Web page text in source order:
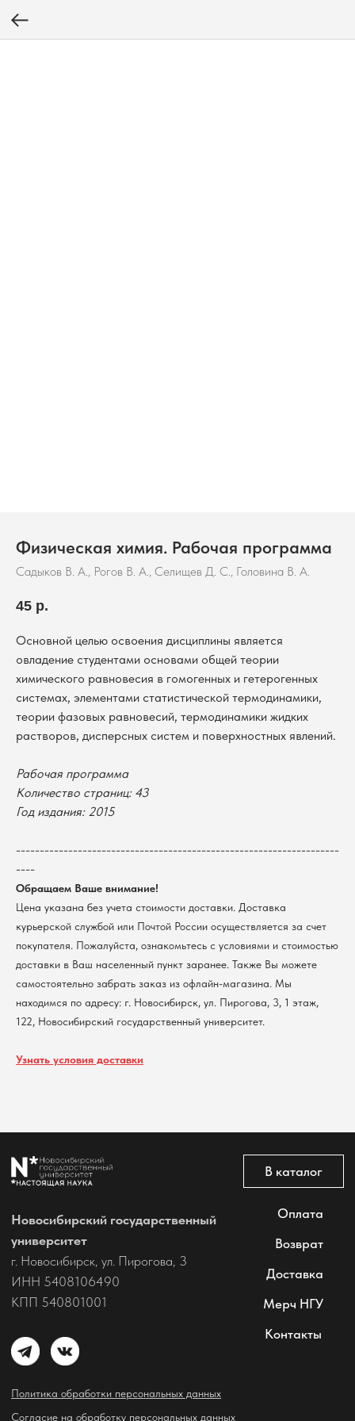
Физическая химия. Рабочая программа
Садыков В. А., Рогов В. А., Селищев Д. С., Головина В. А.
45 р.
Основной целью освоения дисциплины является
овладение студентами основами общей теории
химического равновесия в гомогенных и гетерогенных
системах, элементами статистической термодинамики,
теории фазовых равновесий, термодинамики жидких
растворов, дисперсных систем и поверхностных явлений.
Рабочая программа
Количество страниц: 43
Год издания: 2015
--------------------------------------------------------------------
----
Обращаем Ваше внимание!
Цена указана без учета стоимости доставки. Доставка
курьерской службой или Почтой России осуществляется за счет
покупателя. Пожалуйста, ознакомьтесь с условиями и стоимостью
доставки в Ваш населенный пункт заранее. Также Вы можете
самостоятельно забрать заказ из офлайн-магазина. Мы
находимся по адресу: г. Новосибирск, ул. Пирогова, 3, 1 этаж,
122, Новосибирский государственный университет.
Узнать условия доставки
Доставка
Контакты
Мерч НГУ
пользователей сайта
Новосибирский государственный
университет
ИНН 5408106490
КПП 540801001